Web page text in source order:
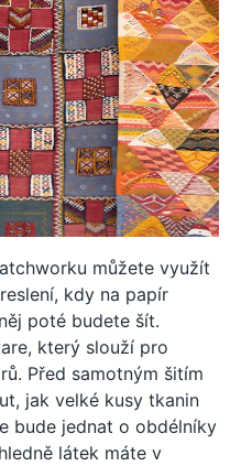
můžete využít
kdy na papír
poté budete šít.
který slouží pro
Před samotným šitím
jak velké kusy tkanin
bude jednat o obdélníky
látek máte v